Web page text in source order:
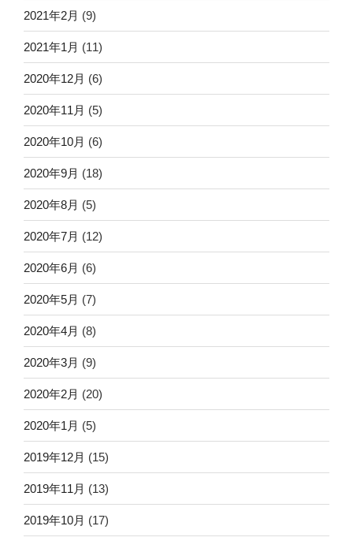
2021年2月 (9)
2021年1月 (11)
2020年12月 (6)
2020年11月 (5)
2020年10月 (6)
2020年9月 (18)
2020年8月 (5)
2020年7月 (12)
2020年6月 (6)
2020年5月 (7)
2020年4月 (8)
2020年3月 (9)
2020年2月 (20)
2020年1月 (5)
2019年12月 (15)
2019年11月 (13)
2019年10月 (17)